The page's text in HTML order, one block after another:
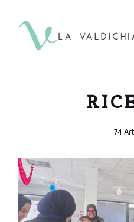
74